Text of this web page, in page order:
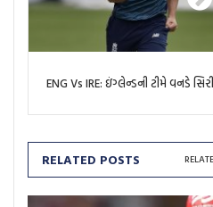
ENG Vs IRE: ઇંગ્લેન્ડની ટીમે વનડે
RELATED POSTS